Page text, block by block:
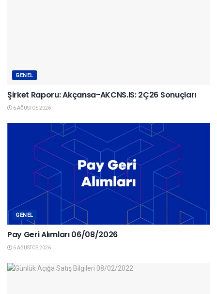
GENEL
Şirket Raporu: Akçansa-AKCNS.IS: 2Ç26 Sonuçları
6 AĞUSTOS 2026
GENEL
Pay Geri Alımları 06/08/2026
6 AĞUSTOS 2026